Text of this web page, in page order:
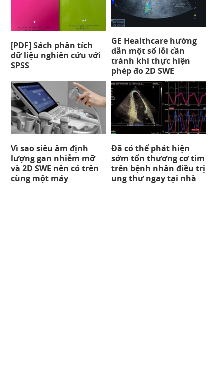
[PDF] Sách phân tích
dữ liệu nghiên cứu với
SPSS
GE Healthcare hướng
dẫn một số lỗi cần
tránh khi thực hiện
phép đo 2D SWE
Vì sao siêu âm định
lượng gan nhiễm mỡ
và 2D SWE nên có trên
cùng một máy
Đã có thể phát hiện
sớm tổn thương cơ tim
trên bệnh nhân điều trị
ung thư ngay tại nhà